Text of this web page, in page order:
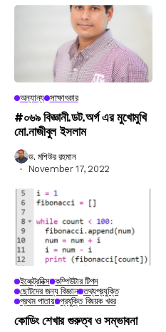
অন্যান্য সাক্ষাৎকার
#০৬৯ বিজ্ঞানী.ডট.অর্গ এর মুখোমুখি
মো.নাজীবুল ইসলাম
ড. মশিউর রহমান
November 17, 2022
ইলেক্ট্রনিক্স কম্পিউটার টিপস
ছোটদের জন্য বিজ্ঞান তথ্যপ্রযুক্তি
প্রথম পাতায় প্রযুক্তি বিষয়ক খবর
কোডিং শেখার গুরুত্ব ও সম্ভাবনা